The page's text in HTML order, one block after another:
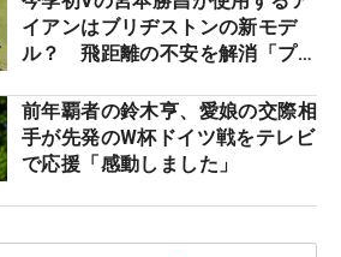
イアンはブリヂストンの新モデ
ル？ 飛距離の不安を解消「プラ
前年覇者の鈴木亨、愛娘の交際相
手が先発のW杯ドイツ戦をテレビ
で応援「感動しました」